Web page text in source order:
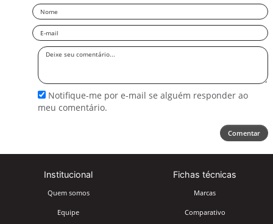
Nome
Email
Deixe
Notifique-me por e-mail se alguém responder ao
meu comentário.
Comentar
Institucional
Quem somos
Equipe
Fichas técnicas
Marcas
Comparativo